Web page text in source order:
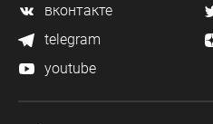
вконтакте
telegram
youtube